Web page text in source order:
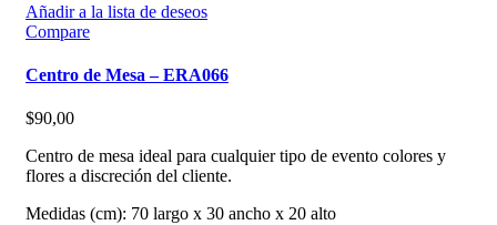
Añadir a la lista de deseos
Compare
Centro de Mesa – ERA066
$90,00
Centro de mesa ideal para cualquier tipo de evento colores y
flores a discreción del cliente.
Medidas (cm): 70 largo x 30 ancho x 20 alto